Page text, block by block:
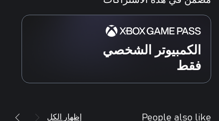
الكمبيوتر الشخصي
فقط
People also like إظهار الكل